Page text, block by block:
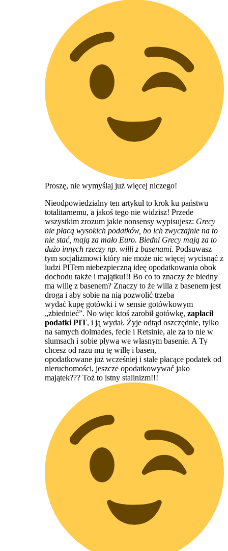
Proszę, nie wymyślaj już więcej niczego!
Nieodpowiedzialny ten artykuł to krok ku państwu
totalitarnemu, a jakoś tego nie widzisz! Przede
wszystkim zrozum jakie nonsensy wypisujesz: Grecy
nie płacą wysokich podatków, bo ich zwyczajnie na to
nie stać, mają za mało Euro. Biedni Grecy mają za to
dużo innych rzeczy np. willi z basenami. Podsuwasz
tym socjalizmowi który nie może nic więcej wycisnąć z
ludzi PITem niebezpieczną ideę opodatkowania obok
dochodu także i majątku!!! Bo co to znaczy że biedny
ma willę z basenem? Znaczy to że willa z basenem jest
droga i aby sobie na nią pozwolić trzeba
wydać kupę gotówki i w sensie gotówkowym
„zbiednieć”. No więc ktoś zarobił gotówkę, zapłacił
podatki PIT, i ją wydał. Żyje odtąd oszczędnie, tylko
na samych dolmades, fecie i Retsinie, ale za to nie w
slumsach i sobie pływa we własnym basenie. A Ty
chcesz od razu mu tę willę i basen,
opodatkowane już wcześniej i stale płacące podatek od
nieruchomości, jeszcze opodatkowywać jako
majątek??? Toż to istny stalinizm!!!